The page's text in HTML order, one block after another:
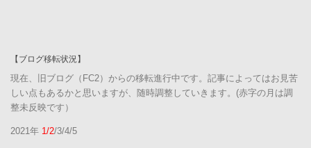
【ブログ移転状況】
現在、旧ブログ（FC2）からの移転進行中です。記事によってはお見苦
しい点もあるかと思いますが、随時調整していきます。(赤字の月は調
整未反映です）
2021年 1/2/3/4/5